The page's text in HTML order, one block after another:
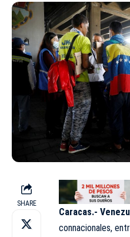
SHARE
Caracas.-
connacionales,